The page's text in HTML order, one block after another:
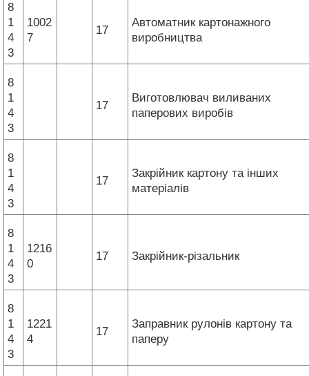
8
1
4
3
1002
7
17
Автоматник картонажного
виробництва
8
1
4
3
17
Виготовлювач виливаних
паперових виробів
8
1
4
3
17
Закрійник картону та інших
матеріалів
8
1
4
3
1216
0
17 Закрійник-різальник
8
1
4
3
1221
4
17
Заправник рулонів картону та
паперу